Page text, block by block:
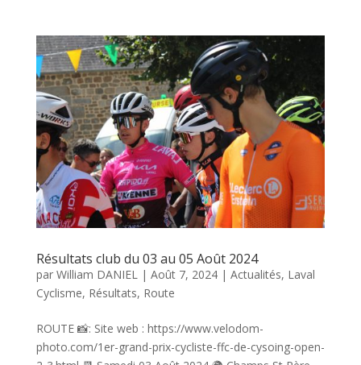
Résultats club du 03 au 05 Août 2024
par William DANIEL| Août 7, 2024| Actualités, Laval
Cyclisme, Résultats, Route
ROUTE 📸: Site web : https://www.velodom-
photo.com/1er-grand-prix-cycliste-ffc-de-cysoing-open-